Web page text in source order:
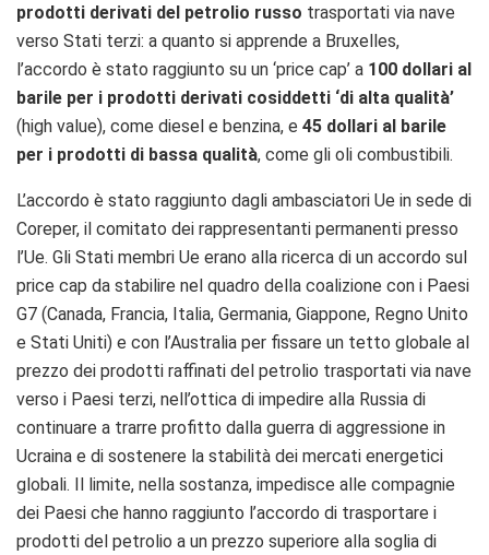
prodotti derivati del petrolio russo trasportati via nave
verso Stati terzi: a quanto si apprende a Bruxelles,
l’accordo è stato raggiunto su un ‘price cap’ a 100 dollari al
barile per i prodotti derivati cosiddetti ‘di alta qualità’
(high value), come diesel e benzina, e 45 dollari al barile
per i prodotti di bassa qualità, come gli oli combustibili.
L’accordo è stato raggiunto dagli ambasciatori Ue in sede di
Coreper, il comitato dei rappresentanti permanenti presso
l’Ue. Gli Stati membri Ue erano alla ricerca di un accordo sul
price cap da stabilire nel quadro della coalizione con i Paesi
G7 (Canada, Francia, Italia, Germania, Giappone, Regno Unito
e Stati Uniti) e con l’Australia per fissare un tetto globale al
prezzo dei prodotti raffinati del petrolio trasportati via nave
verso i Paesi terzi, nell’ottica di impedire alla Russia di
continuare a trarre profitto dalla guerra di aggressione in
Ucraina e di sostenere la stabilità dei mercati energetici
globali. Il limite, nella sostanza, impedisce alle compagnie
dei Paesi che hanno raggiunto l’accordo di trasportare i
prodotti del petrolio a un prezzo superiore alla soglia di